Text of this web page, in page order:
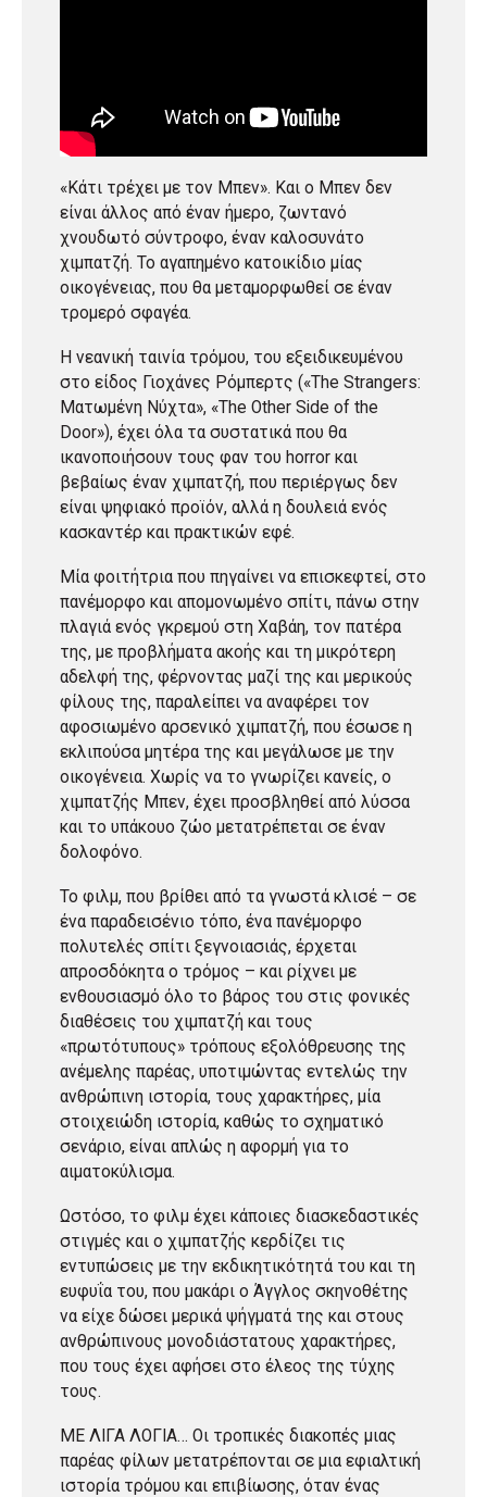
«Κάτι τρέχει με τον Μπεν». Και ο Μπεν δεν
είναι άλλος από έναν ήμερο, ζωντανό
χνουδωτό σύντροφο, έναν καλοσυνάτο
χιμπατζή. Το αγαπημένο κατοικίδιο μίας
οικογένειας, που θα μεταμορφωθεί σε έναν
τρομερό σφαγέα.
Η νεανική ταινία τρόμου, του εξειδικευμένου
στο είδος Γιοχάνες Ρόμπερτς («The Strangers:
Ματωμένη Νύχτα», «The Other Side of the
Door»), έχει όλα τα συστατικά που θα
ικανοποιήσουν τους φαν του horror και
βεβαίως έναν χιμπατζή, που περιέργως δεν
είναι ψηφιακό προϊόν, αλλά η δουλειά ενός
κασκαντέρ και πρακτικών εφέ.
Μία φοιτήτρια που πηγαίνει να επισκεφτεί, στο
πανέμορφο και απομονωμένο σπίτι, πάνω στην
πλαγιά ενός γκρεμού στη Χαβάη, τον πατέρα
της, με προβλήματα ακοής και τη μικρότερη
αδελφή της, φέρνοντας μαζί της και μερικούς
φίλους της, παραλείπει να αναφέρει τον
αφοσιωμένο αρσενικό χιμπατζή, που έσωσε η
εκλιπούσα μητέρα της και μεγάλωσε με την
οικογένεια. Χωρίς να το γνωρίζει κανείς, ο
χιμπατζής Μπεν, έχει προσβληθεί από λύσσα
και το υπάκουο ζώο μετατρέπεται σε έναν
δολοφόνο.
Το φιλμ, που βρίθει από τα γνωστά κλισέ – σε
ένα παραδεισένιο τόπο, ένα πανέμορφο
πολυτελές σπίτι ξεγνοιασιάς, έρχεται
απροσδόκητα ο τρόμος – και ρίχνει με
ενθουσιασμό όλο το βάρος του στις φονικές
διαθέσεις του χιμπατζή και τους
«πρωτότυπους» τρόπους εξολόθρευσης της
ανέμελης παρέας, υποτιμώντας εντελώς την
ανθρώπινη ιστορία, τους χαρακτήρες, μία
στοιχειώδη ιστορία, καθώς το σχηματικό
σενάριο, είναι απλώς η αφορμή για το
αιματοκύλισμα.
Ωστόσο, το φιλμ έχει κάποιες διασκεδαστικές
στιγμές και ο χιμπατζής κερδίζει τις
εντυπώσεις με την εκδικητικότητά του και τη
ευφυΐα του, που μακάρι ο Άγγλος σκηνοθέτης
να είχε δώσει μερικά ψήγματά της και στους
ανθρώπινους μονοδιάστατους χαρακτήρες,
που τους έχει αφήσει στο έλεος της τύχης
τους.
ΜΕ ΛΙΓΑ ΛΟΓΙΑ… Οι τροπικές διακοπές μιας
παρέας φίλων μετατρέπονται σε μια εφιαλτική
ιστορία τρόμου και επιβίωσης, όταν ένας